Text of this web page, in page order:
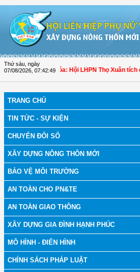
Thứ sáu, ngày
07/08/2026 07:42:50
bệnh | Thanh Hóa: Hội LHPN Thọ Xuân tích
TRANG CHỦ
TIN TỨC - SỰ KIỆN
CHUYỂN ĐỔI SỐ
XÂY DỰNG NÔNG THÔN MỚI
BẢO VỆ MÔI TRƯỜNG
AN TOÀN CHO PN&TE
AN TOÀN GIAO THÔNG
XÂY DỰNG GIA ĐÌNH HẠNH PHÚC
MÔ HÌNH - ĐIỂN HÌNH
CHÍNH SÁCH PHÁP LUẬT
OK